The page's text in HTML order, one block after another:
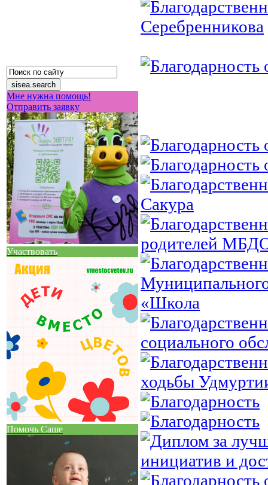
Мне нужна помощь!
Отправить заявку
Участвовать
Помочь Саше